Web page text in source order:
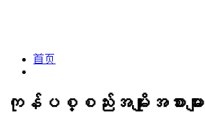
首页
ကုန်ပစ္စည်းအမျိုးအစားများ